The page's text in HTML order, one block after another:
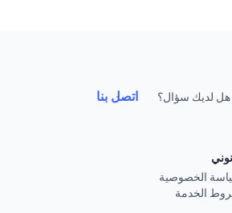
هل لديك سؤال؟ اتصل بنا
الخصوصية
الخدمة